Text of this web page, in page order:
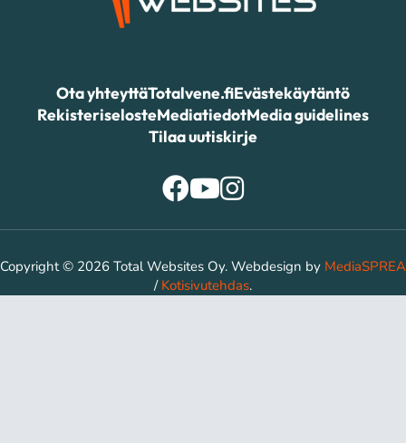
Ota yhteyttäTotalvene.fiEvästekäytäntö
RekisteriselosteMediatiedotMedia guidelines
Tilaa uutiskirje
Copyright © 2026 Total Websites Oy. Webdesign by MediaSPREA
/ Kotisivutehdas.